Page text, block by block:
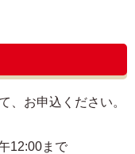
、お申込ください。
12:00まで